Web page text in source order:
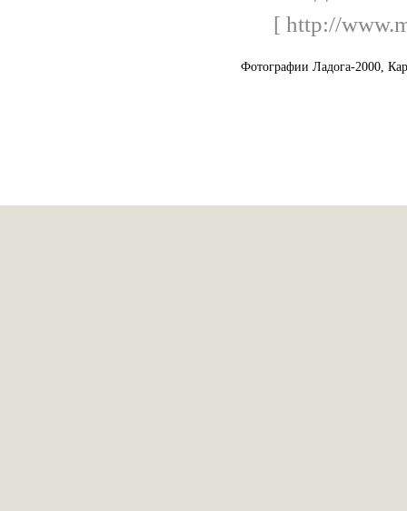
[ http://
Фотографии Ладога-2000,